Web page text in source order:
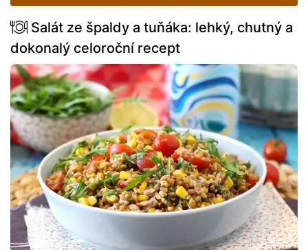
Salát ze špaldy a tuňáka: lehký, chutný a
dokonalý celoroční recept